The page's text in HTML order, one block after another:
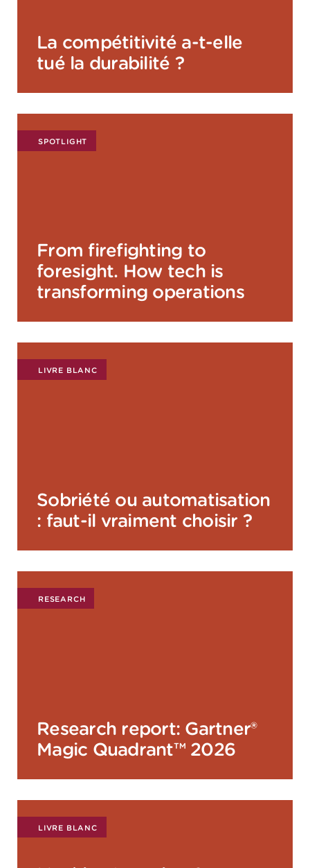
La compétitivité a-t-elle
tué la durabilité ?
SPOTLIGHT
From firefighting to
foresight. How tech is
transforming operations
LIVRE BLANC
Sobriété ou automatisation
: faut-il vraiment choisir ?
RESEARCH
Research report: Gartner®
Magic Quadrant™ 2026
LIVRE BLANC